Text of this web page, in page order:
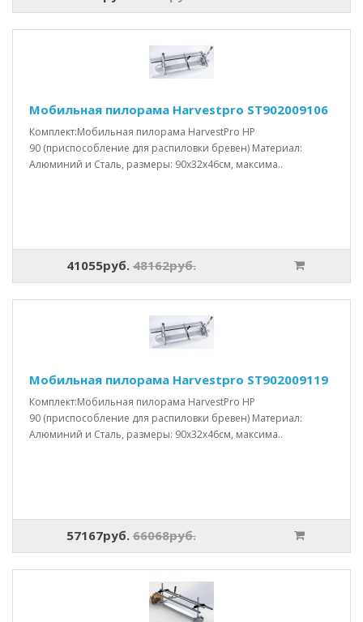
Мобильная пилорама Harvestpro ST902009106
Комплект:Мобильная пилорама HarvestPro HP
90 (приспособление для распиловки бревен) Материал:
Алюминий и Сталь, размеры: 90x32x46см, максима..
41055руб. 48162руб.
Мобильная пилорама Harvestpro ST902009119
Комплект:Мобильная пилорама HarvestPro HP
90 (приспособление для распиловки бревен) Материал:
Алюминий и Сталь, размеры: 90x32x46см, максима..
57167руб. 66068руб.